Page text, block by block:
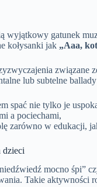
wyjątkowy gatunek
kołysanki jak „Aaa,
związane
lub subtelne ballady
spać nie tylko je
a pociechami,
zarówno w edukacji,
dzieci
mocno śpi”
Takie aktywności